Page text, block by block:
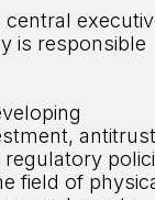
central
is responsible
regulatory
field of